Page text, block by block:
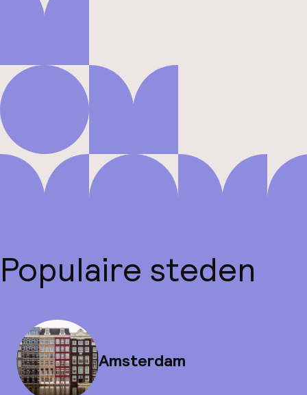
Populaire steden
Amsterdam